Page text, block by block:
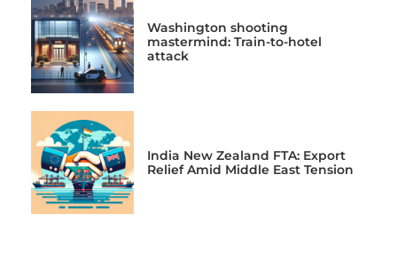
Washington shooting
mastermind: Train-to-hotel
attack
India New Zealand FTA: Export
Relief Amid Middle East Tension